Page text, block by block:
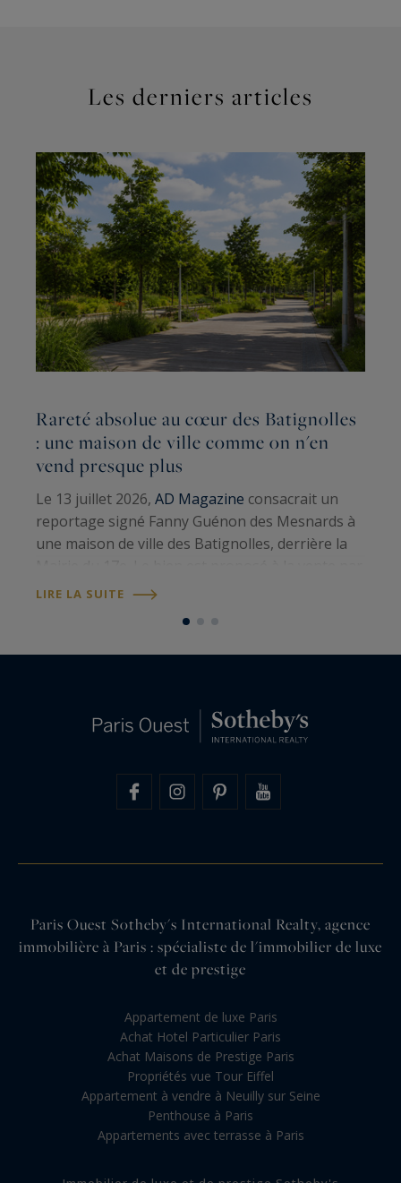
Les derniers articles
Rareté absolue au cœur des Batignolles
: une maison de ville comme on n'en
vend presque plus
Le 13 juillet 2026, AD Magazine consacrait un
reportage signé Fanny Guénon des Mesnards à
une maison de ville des Batignolles, derrière la
Paris Ouest Sotheby’s International Realty
LIRE LA SUITE
Paris Ouest Sotheby's International Realty, agence
immobilière à Paris : spécialiste de l'immobilier de luxe
et de prestige
Appartement de luxe Paris
Achat Hotel Particulier Paris
Achat Maisons de Prestige Paris
Propriétés vue Tour Eiffel
Appartement à vendre à Neuilly sur Seine
Penthouse à Paris
Appartements avec terrasse à Paris